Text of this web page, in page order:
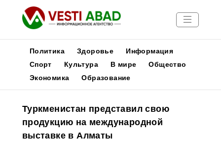
Новости
Медиа
Афиша
Политика Здоровье
Информация
Спорт
Культура В мире
Общество
Экономика
Образование
Туркменистан представил свою
продукцию на международной
выставке в Алматы